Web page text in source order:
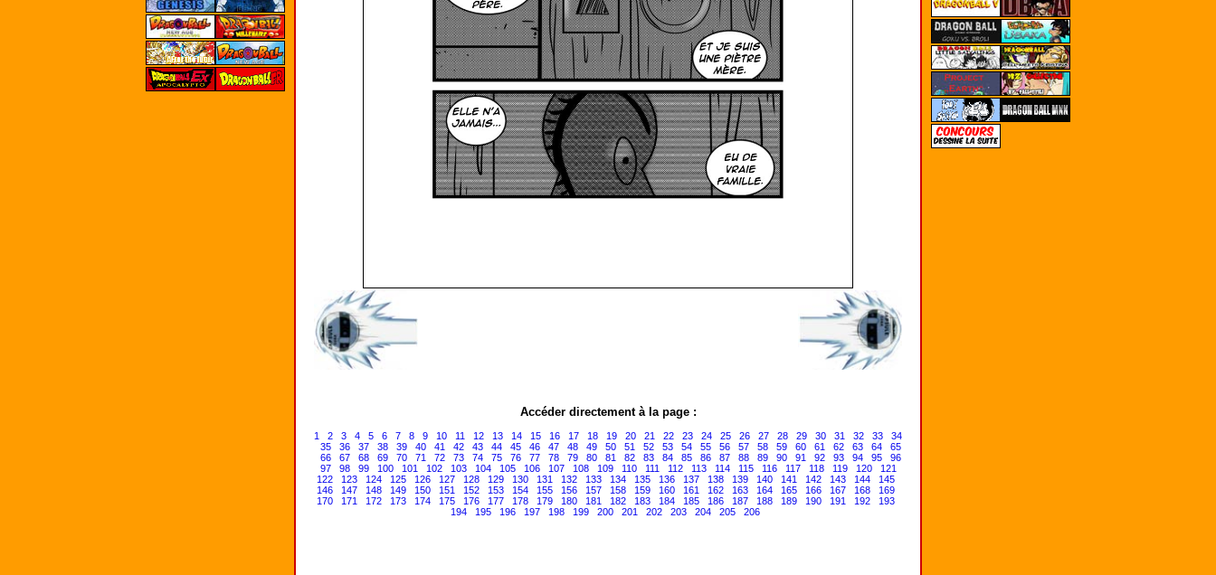
Accéder directement à la page :
1 2 3 4 5 6 7 8 9 10 11 12 13 14 15 16 17 18 19 20 21 22 23 24 25 26 27 28 29 30 31 32 33
34
35
36 37 38 39 40 41 42 43 44 45 46 47 48 49 50 51 52 53 54 55 56 57 58 59 60 61 62 63 64
65
66
67 68 69 70 71 72 73 74 75 76 77 78 79 80 81 82 83 84 85 86 87 88 89 90 91 92 93 94 95
96
97
98 99 100 101 102 103 104 105 106 107 108 109 110 111 112 113 114 115 116 117 118 119 120
121
122
123 124 125 126 127 128 129 130 131 132 133 134 135 136 137 138 139 140 141 142 143 144
145
146
147 148 149 150 151 152 153 154 155 156 157 158 159 160 161 162 163 164 165 166 167 168
169
170
171 172 173 174 175 176 177 178 179 180 181 182 183 184 185 186 187 188 189 190 191 192
193
194
195 196 197 198 199 200 201 202 203 204 205 206